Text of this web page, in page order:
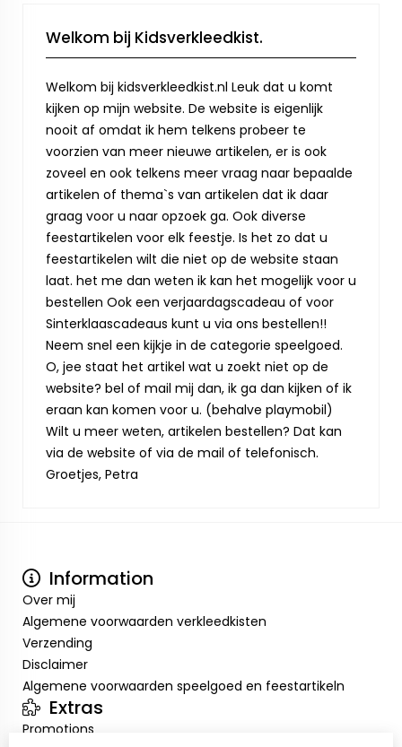
Welkom bij Kidsverkleedkist.
Welkom bij kidsverkleedkist.nl Leuk dat u komt
kijken op mijn website. De website is eigenlijk
nooit af omdat ik hem telkens probeer te
voorzien van meer nieuwe artikelen, er is ook
zoveel en ook telkens meer vraag naar bepaalde
artikelen of thema`s van artikelen dat ik daar
graag voor u naar opzoek ga. Ook diverse
feestartikelen voor elk feestje. Is het zo dat u
feestartikelen wilt die niet op de website staan
laat. het me dan weten ik kan het mogelijk voor u
bestellen Ook een verjaardagscadeau of voor
Sinterklaascadeaus kunt u via ons bestellen!!
Neem snel een kijkje in de categorie speelgoed.
O, jee staat het artikel wat u zoekt niet op de
website? bel of mail mij dan, ik ga dan kijken of ik
eraan kan komen voor u. (behalve playmobil)
Wilt u meer weten, artikelen bestellen? Dat kan
via de website of via de mail of telefonisch.
Groetjes, Petra
Information
Over mij
Algemene voorwaarden verkleedkisten
Verzending
Disclaimer
Algemene voorwaarden speelgoed en feestartikeln
Extras
Promotions